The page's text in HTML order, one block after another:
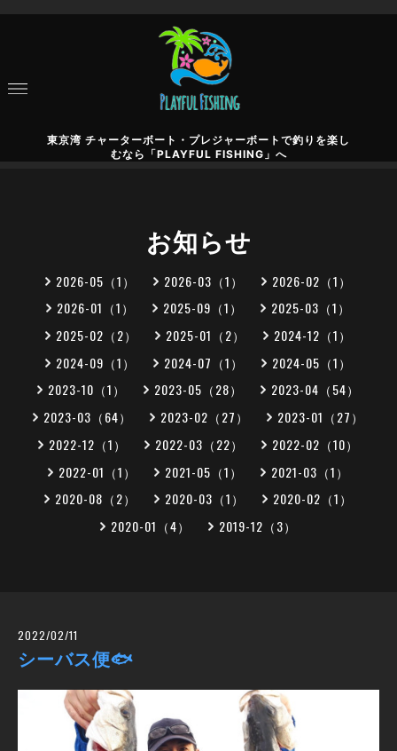
東京湾 チャーターボート・プレジャーボートで釣りを楽し
むなら「PLAYFUL FISHING」へ
お知らせ
2026-05（1） 2026-03（1）
2026-02（1）
2026-01（1）
2025-09（1）
2025-03（1）
2025-02（2）
2025-01（2）
2024-12（1）
2024-09（1）
2024-07（1）
2024-05（1）
2023-10（1）
2023-05（28）
2023-04（54）
2023-03（64）
2023-02（27）
2023-01（27）
2022-12（1）
2022-03（22）
2022-02（10）
2022-01（1）
2021-05（1）
2021-03（1）
2020-08（2）
2020-03（1）
2020-02（1）
2020-01（4）
2019-12（3）
2022/02/11
シーバス便🐟